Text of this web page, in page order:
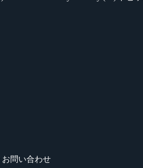
お問い合わせ